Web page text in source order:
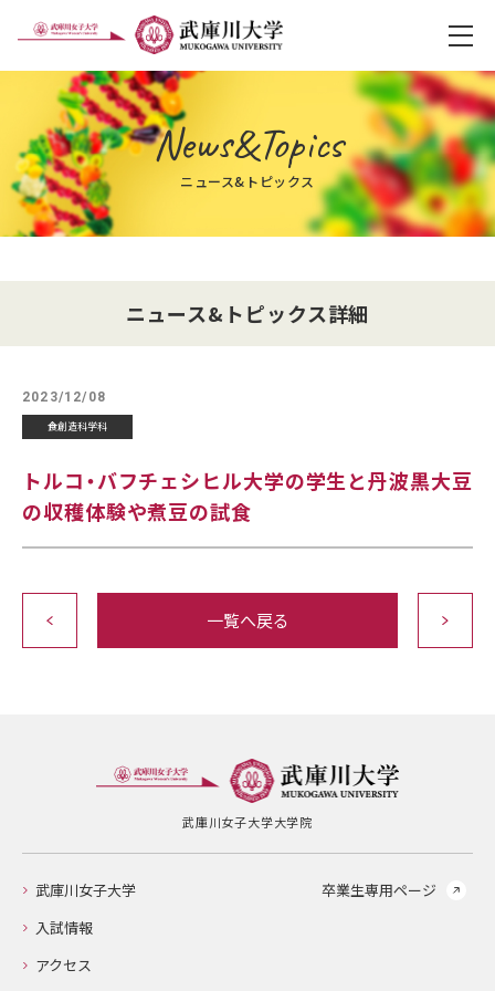
News&Topics
ニュース&トピックス
ニュース&トピックス詳細
2023/12/08
食創造科学科
トルコ・バフチェシヒル大学の学生と丹波黒大豆
の収穫体験や煮豆の試食
一覧へ戻る
武庫川女子大学大学院
武庫川女子大学
入試情報
アクセス
卒業生専用ページ